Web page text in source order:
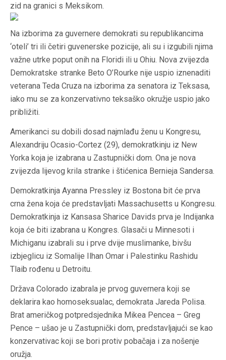
zid na granici s Meksikom.
Na izborima za guvernere demokrati su republikancima
‘oteli’ tri ili četiri guvenerske pozicije, ali su i izgubili njima
važne utrke poput onih na Floridi ili u Ohiu. Nova zvijezda
Demokratske stranke Beto O’Rourke nije uspio iznenaditi
veterana Teda Cruza na izborima za senatora iz Teksasa,
iako mu se za konzervativno teksaško okružje uspio jako
približiti.
Amerikanci su dobili dosad najmlađu ženu u Kongresu,
Alexandriju Ocasio-Cortez (29), demokratkinju iz New
Yorka koja je izabrana u Zastupnički dom. Ona je nova
zvijezda lijevog krila stranke i štićenica Bernieja Sandersa.
Demokratkinja Ayanna Pressley iz Bostona bit će prva
crna žena koja će predstavljati Massachusetts u Kongresu.
Demokratkinja iz Kansasa Sharice Davids prva je Indijanka
koja će biti izabrana u Kongres. Glasači u Minnesoti i
Michiganu izabrali su i prve dvije muslimanke, bivšu
izbjeglicu iz Somalije Ilhan Omar i Palestinku Rashidu
Tlaib rođenu u Detroitu.
Država Colorado izabrala je prvog guvernera koji se
deklarira kao homoseksualac, demokrata Jareda Polisa.
Brat američkog potpredsjednika Mikea Pencea – Greg
Pence – ušao je u Zastupnički dom, predstavljajući se kao
konzervativac koji se bori protiv pobačaja i za nošenje
oružja.